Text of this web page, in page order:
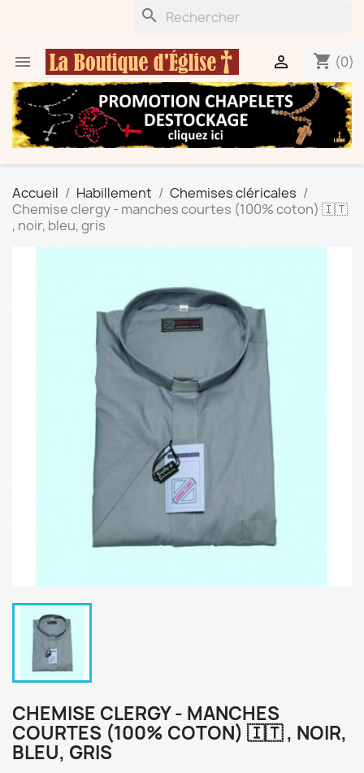
search
 shopping_cart (0)

Accueil Habillement
Chemises cléricales
Chemise clergy - manches courtes (100% coton) 🇮🇹
, noir, bleu, gris
CHEMISE CLERGY - MANCHES
COURTES (100% COTON) 🇮🇹 , NOIR,
BLEU, GRIS